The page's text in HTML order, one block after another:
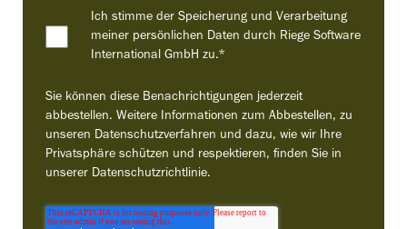
Ich stimme der Speicherung und Verarbeitung
meiner persönlichen Daten durch Riege Software
International GmbH zu.*
Sie können diese Benachrichtigungen jederzeit
abbestellen. Weitere Informationen zum Abbestellen, zu
unseren Datenschutzverfahren und dazu, wie wir Ihre
Privatsphäre schützen und respektieren, finden Sie in
unserer Datenschutzrichtlinie.